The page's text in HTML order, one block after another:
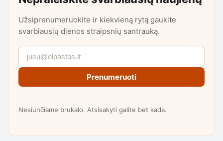
Užsiprenumeruokite ir kiekvieną rytą gaukite
svarbiausių dienos straipsnių santrauką.
Prenumeruoti
Nesiunčiame brukalo. Atsisakyti galite bet kada.